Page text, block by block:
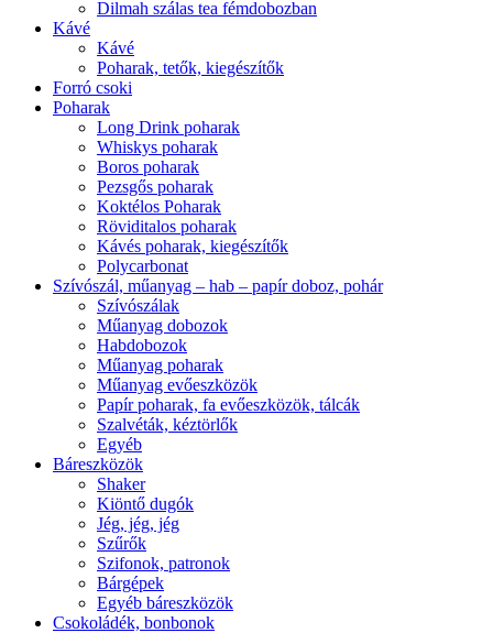
Dilmah szálas tea fémdobozban
Kávé
Kávé
Poharak, tetők, kiegészítők
Forró csoki
Poharak
Long Drink poharak
Whiskys poharak
Boros poharak
Pezsgős poharak
Koktélos Poharak
Röviditalos poharak
Kávés poharak, kiegészítők
Polycarbonat
Szívószál, műanyag – hab – papír doboz, pohár
Szívószálak
Műanyag dobozok
Habdobozok
Műanyag poharak
Műanyag evőeszközök
Papír poharak, fa evőeszközök, tálcák
Szalvéták, kéztörlők
Egyéb
Báreszközök
Shaker
Kiöntő dugók
Jég, jég, jég
Szűrők
Szifonok, patronok
Bárgépek
Egyéb báreszközök
Csokoládék, bonbonok